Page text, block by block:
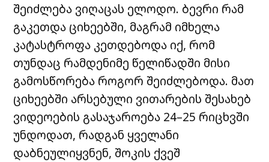
შეიძლება ვიღაცას ელოდო. ბევრი რამ
გაკეთდა ციხეებში, მაგრამ იმხელა
კატასტროფა კეთდებოდა იქ, რომ
თუნდაც რამდენიმე წელიწადში მისი
გამოსწორება როგორ შეიძლებოდა. მათ
ციხეებში არსებული ვითარების შესახებ
ვიდეოების გასაჯაროება 24–25 რიცხვში
უნდოდათ, რადგან ყველანი
დაბნეულიყვნენ, შოკის ქვეშ